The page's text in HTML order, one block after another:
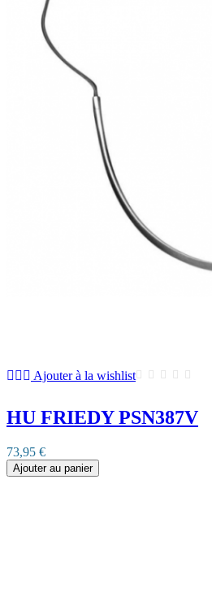
Ajouter à la wishlist
HU FRIEDY PSN387V
73,95 €
Ajouter au panier